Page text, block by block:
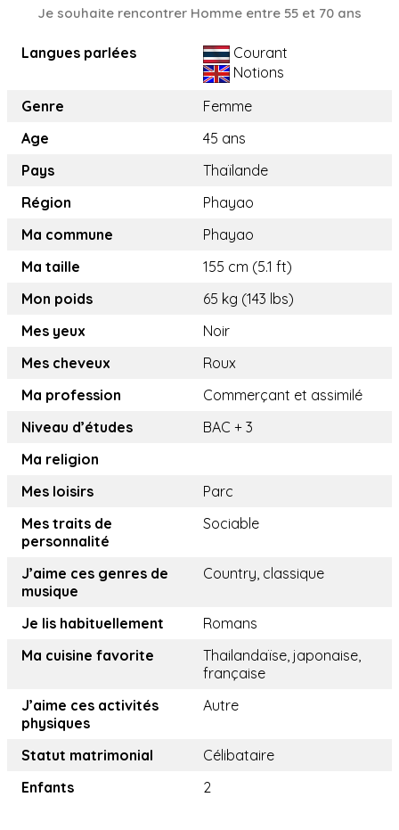
Je souhaite rencontrer Homme entre 55 et 70 ans
Langues parlées
Courant
Notions
Genre
Femme
Age
45 ans
Pays
Thaïlande
Région
Phayao
Ma commune
Phayao
Ma taille
155 cm (5.1 ft)
Mon poids
65 kg (143 lbs)
Mes yeux
Noir
Mes cheveux
Roux
Ma profession
Commerçant et assimilé
Niveau d’études
BAC + 3
Ma religion
Mes loisirs
Parc
Mes traits de
personnalité
Sociable
J’aime ces genres de
musique
Country, classique
Je lis habituellement
Romans
Ma cuisine favorite
Thailandaïse, japonaise,
française
J’aime ces activités
physiques
Autre
Statut matrimonial
Célibataire
Enfants
2